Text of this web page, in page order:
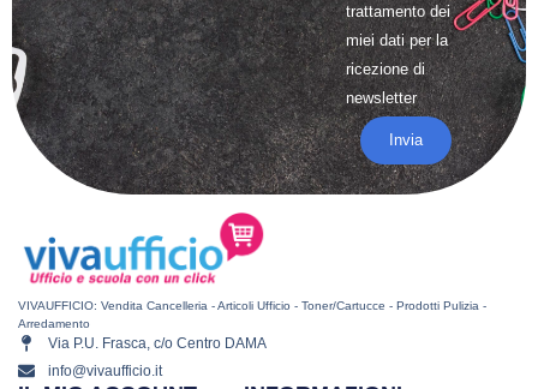
trattamentodei
miei dati per la
ricezione di
newsletter
Invia
VIVAUFFICIO: Vendita Cancelleria - Articoli Ufficio - Toner/Cartucce - Prodotti Pulizia -
Arredamento
Via P.U. Frasca, c/o Centro DAMA
info@vivaufficio.it